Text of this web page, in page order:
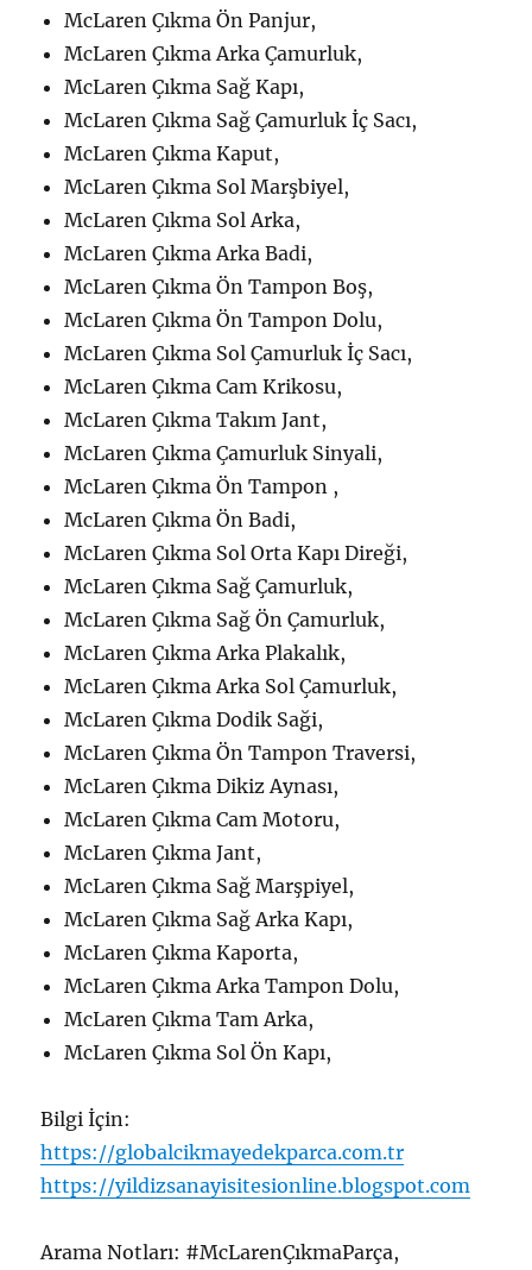
McLaren Çıkma Ön Panjur,
McLaren Çıkma Arka Çamurluk,
McLaren Çıkma Sağ Kapı,
McLaren Çıkma Sağ Çamurluk İç Sacı,
McLaren Çıkma Kaput,
McLaren Çıkma Sol Marşbiyel,
McLaren Çıkma Sol Arka,
McLaren Çıkma Arka Badi,
McLaren Çıkma Ön Tampon Boş,
McLaren Çıkma Ön Tampon Dolu,
McLaren Çıkma Sol Çamurluk İç Sacı,
McLaren Çıkma Cam Krikosu,
McLaren Çıkma Takım Jant,
McLaren Çıkma Çamurluk Sinyali,
McLaren Çıkma Ön Tampon ,
McLaren Çıkma Ön Badi,
McLaren Çıkma Sol Orta Kapı Direği,
McLaren Çıkma Sağ Çamurluk,
McLaren Çıkma Sağ Ön Çamurluk,
McLaren Çıkma Arka Plakalık,
McLaren Çıkma Arka Sol Çamurluk,
McLaren Çıkma Dodik Saği,
McLaren Çıkma Ön Tampon Traversi,
McLaren Çıkma Dikiz Aynası,
McLaren Çıkma Cam Motoru,
McLaren Çıkma Jant,
McLaren Çıkma Sağ Marşpiyel,
McLaren Çıkma Sağ Arka Kapı,
McLaren Çıkma Kaporta,
McLaren Çıkma Arka Tampon Dolu,
McLaren Çıkma Tam Arka,
McLaren Çıkma Sol Ön Kapı,
Bilgi İçin:
https://globalcikmayedekparca.com.tr
https://yildizsanayisitesionline.blogspot.com
Arama Notları: #McLarenÇıkmaParça,